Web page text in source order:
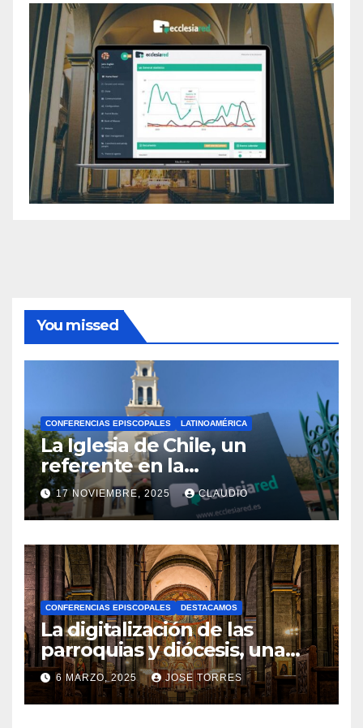
You missed
CONFERENCIAS EPISCOPALES LATINOAMÉRICA
La Iglesia de Chile, un
referente en la
transformación digital
gracias a Ecclesiared
17 NOVIEMBRE, 2025 CLAUDIO
N
O
H
A
Y
C
O
M
CONFERENCIAS EPISCOPALES DESTACAMOS
La digitalización de las
parroquias y diócesis, una
realidad ya para el futuro de
la Iglesia
6 MARZO, 2025 JOSE TORRES
N